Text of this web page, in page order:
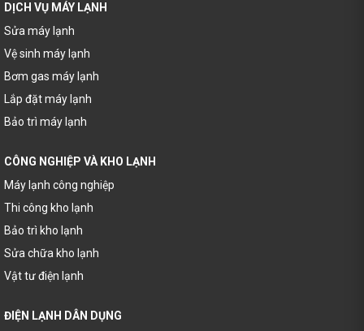
DỊCH VỤ MÁY LẠNH
Sửa máy lạnh
Vệ sinh máy lạnh
Bơm gas máy lạnh
Lắp đặt máy lạnh
Bảo trì máy lạnh
CÔNG NGHIỆP VÀ KHO LẠNH
Máy lạnh công nghiệp
Thi công kho lạnh
Bảo trì kho lạnh
Sửa chữa kho lạnh
Vật tư điện lạnh
ĐIỆN LẠNH DÂN DỤNG